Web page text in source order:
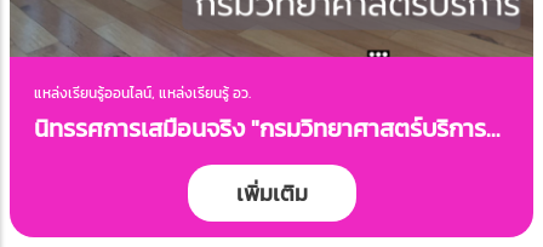
แหล่งเรียนรู้ออนไลน์, แหล่งเรียนรู้ อว.
นิทรรศการเสมือนจริง "กรมวิทยาศาสตร์บริการ
กับการพัฒนาเซรามิกไทย"
เพิ่มเติม